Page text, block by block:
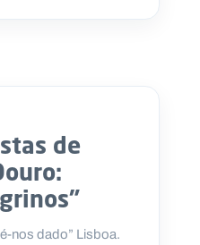
de
nos dado” Lisboa.